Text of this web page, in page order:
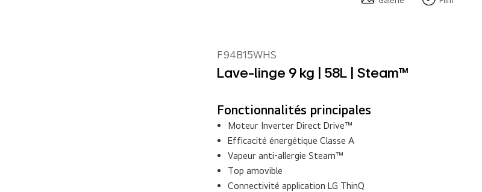
F94B15WHS
Lave-linge 9 kg | 58L | Steam™
Fonctionnalités principales
Moteur Inverter Direct Drive™
Efficacité énergétique Classe A
Vapeur anti-allergie Steam™
Top amovible
Connectivité application LG ThinQ